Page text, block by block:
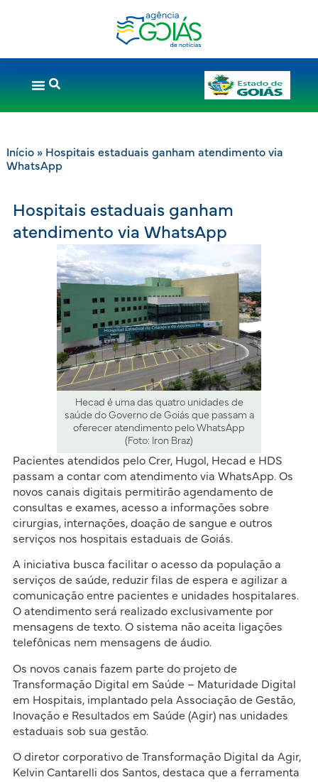
Início» Hospitais estaduais ganham atendimento via
WhatsApp
Hospitais estaduais ganham
atendimento via WhatsApp
Hecad é uma das quatro unidades de
saúde do Governo de Goiás que passam a
oferecer atendimento pelo WhatsApp
(Foto: Iron Braz)
Pacientes atendidos pelo Crer, Hugol, Hecad e HDS
passam a contar com atendimento via WhatsApp. Os
novos canais digitais permitirão agendamento de
consultas e exames, acesso a informações sobre
cirurgias, internações, doação de sangue e outros
serviços nos hospitais estaduais de Goiás.
A iniciativa busca facilitar o acesso da população a
serviços de saúde, reduzir filas de espera e agilizar a
comunicação entre pacientes e unidades hospitalares.
O atendimento será realizado exclusivamente por
mensagens de texto. O sistema não aceita ligações
telefônicas nem mensagens de áudio.
Os novos canais fazem parte do projeto de
Transformação Digital em Saúde – Maturidade Digital
em Hospitais, implantado pela Associação de Gestão,
Inovação e Resultados em Saúde (Agir) nas unidades
estaduais sob sua gestão.
O diretor corporativo de Transformação Digital da Agir,
Kelvin Cantarelli dos Santos, destaca que a ferramenta